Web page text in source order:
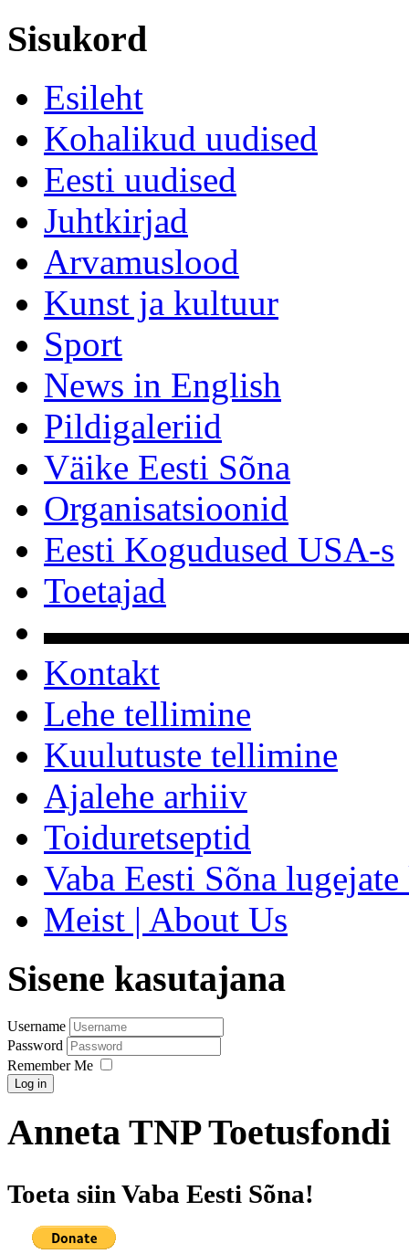
Sisukord
Esileht
Kohalikud uudised
Eesti uudised
Juhtkirjad
Arvamuslood
Kunst ja kultuur
Sport
News in English
Pildigaleriid
Väike Eesti Sõna
Organisatsioonid
Eesti Kogudused USA-s
Toetajad
Kontakt
Lehe tellimine
Kuulutuste tellimine
Ajalehe arhiiv
Toiduretseptid
Vaba Eesti Sõna
Meist | About Us
Sisene kasutajana
Username
Password
Remember Me
Log in
Anneta TNP Toetusfondi
Toeta siin Vaba Eesti Sõna!